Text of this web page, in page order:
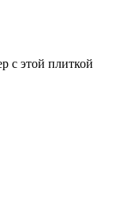
с этой плиткой